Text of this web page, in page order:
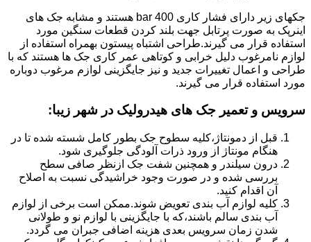
جکهای زیر دارای فشار کاری 400 bar هستند و مشابه جک های
اینرپک به صورت پرتابل جهت بلند کردن قطعات سنگین مورد
استفاده قرار می گیرند.طراحی اشتباه پیستون بهمراه استفاده از
لوازم نامرغوب دلیل خرابی و کوتاهی عمر کاری جک ها هستند که با
طراحی و اعمال تغییرات جدید و نیز جایگزینی لوازم مرغوب دوباره
مورد استفاده قرار می گیرند.
سرویس و تعمیر جک های هیدرولیک در شهر زیبا:
قبل از دمونتاژ،کلیه سطوح جک بطور کامل شسته شده تا در
هنگام مونتاژ از ورود ذرات آلودگی جلوگیری شود.
درون سیلندر و همچنین شفت جک ازنظر صافی سطح
بررسی شده و در صورت وجود خراشیدگی نسبت به اصلاح
آن اقدام کنید.
کلیه لوازم آب بندی تعویض شوند.ممکن است برخی از لوازم
آب بندی سالم باشند،که با جایگزینی با لوازم نو و طولانی
شدن زمان سرویس بعدی هزینه اضافی جبران می گردد.